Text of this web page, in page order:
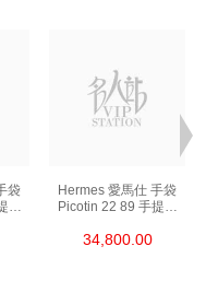
袋
包
Hermes 愛馬仕 手袋
Picotin 22 89 手提包
34,800.00